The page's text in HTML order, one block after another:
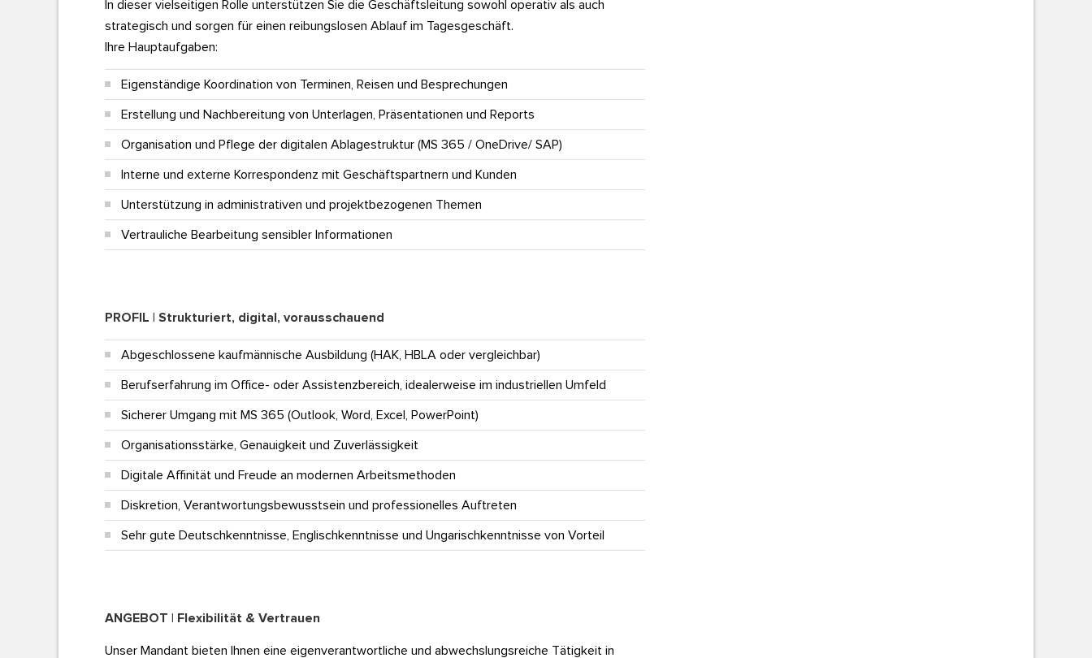
In dieser vielseitigen Rolle unterstützen Sie die Geschäftsleitung sowohl operativ als auch
strategisch und sorgen für einen reibungslosen Ablauf im Tagesgeschäft.
Ihre Hauptaufgaben:
Eigenständige Koordination von Terminen, Reisen und Besprechungen
Erstellung und Nachbereitung von Unterlagen, Präsentationen und Reports
Organisation und Pflege der digitalen Ablagestruktur (MS 365 / OneDrive/ SAP)
Interne und externe Korrespondenz mit Geschäftspartnern und Kunden
Unterstützung in administrativen und projektbezogenen Themen
Vertrauliche Bearbeitung sensibler Informationen
PROFIL | Strukturiert, digital, vorausschauend
Abgeschlossene kaufmännische Ausbildung (HAK, HBLA oder vergleichbar)
Berufserfahrung im Office- oder Assistenzbereich, idealerweise im industriellen Umfeld
Sicherer Umgang mit MS 365 (Outlook, Word, Excel, PowerPoint)
Organisationsstärke, Genauigkeit und Zuverlässigkeit
Digitale Affinität und Freude an modernen Arbeitsmethoden
Diskretion, Verantwortungsbewusstsein und professionelles Auftreten
Sehr gute Deutschkenntnisse, Englischkenntnisse und Ungarischkenntnisse von Vorteil
ANGEBOT | Flexibilität & Vertrauen
Unser Mandant bieten Ihnen eine eigenverantwortliche und abwechslungsreiche Tätigkeit in